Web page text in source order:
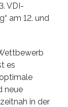
VDI-
am 12. und
es
neue
in der